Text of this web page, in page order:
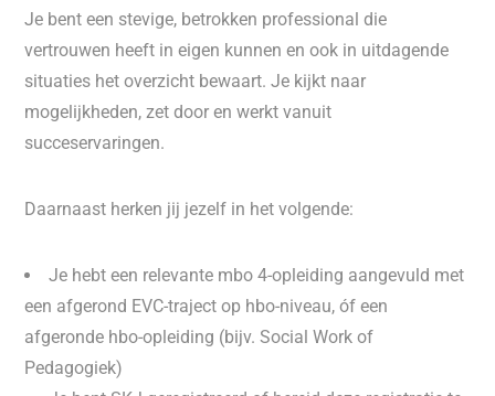
Je bent een stevige, betrokken professional die
vertrouwen heeft in eigen kunnen en ook in uitdagende
situaties het overzicht bewaart. Je kijkt naar
mogelijkheden, zet door en werkt vanuit
succeservaringen.
Daarnaast herken jij jezelf in het volgende:
Je hebt een relevante mbo 4-opleiding aangevuld met
een afgerond EVC-traject op hbo-niveau, óf een
afgeronde hbo-opleiding (bijv. Social Work of
Pedagogiek)